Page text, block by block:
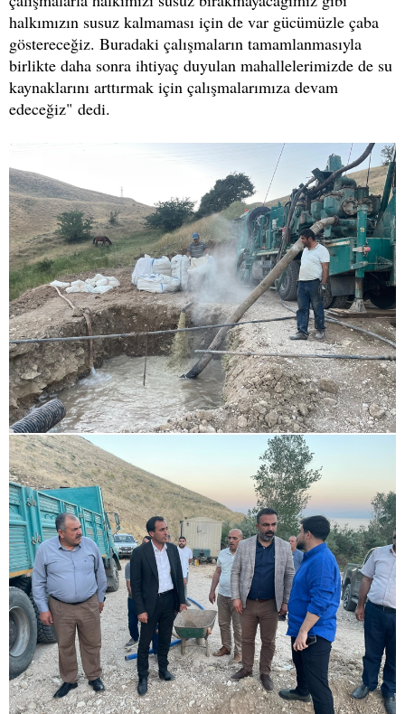
halkımızın susuz kalmaması için de var gücümüzle çaba
göstereceğiz. Buradaki çalışmaların tamamlanmasıyla
birlikte daha sonra ihtiyaç duyulan mahallelerimizde de su
kaynaklarını arttırmak için çalışmalarımıza devam
edeceğiz" dedi.